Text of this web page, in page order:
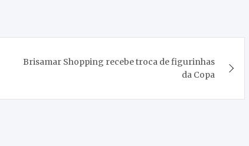
Brisamar Shopping recebe troca de figurinhas
da Copa